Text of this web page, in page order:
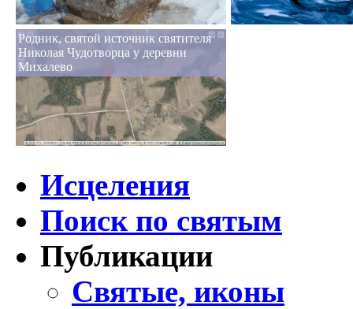
Родник, святой источник святителя
Николая Чудотворца у деревни
Михалево
Исцеления
Поиск по святым
Публикации
Святые, иконы